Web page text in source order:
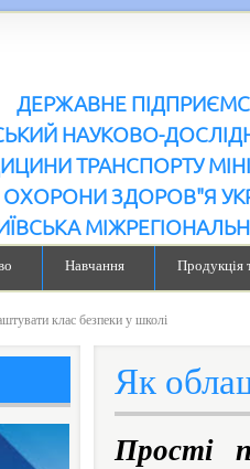
ДЕРЖАВНЕ
НАУКОВО-
ТРАНСПОРТУ
ОХОРОНИ ЗДОРОВ"Я
Навчання Продукція
клас безпеки у школі
Як
Прості